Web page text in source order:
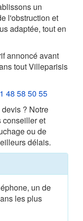
un
l'obstruction et
adaptée, tout en
annoncé avant
tout Villeparisis
48 58 50 55
? Notre
conseiller et
ou de
délais.
un de
les plus